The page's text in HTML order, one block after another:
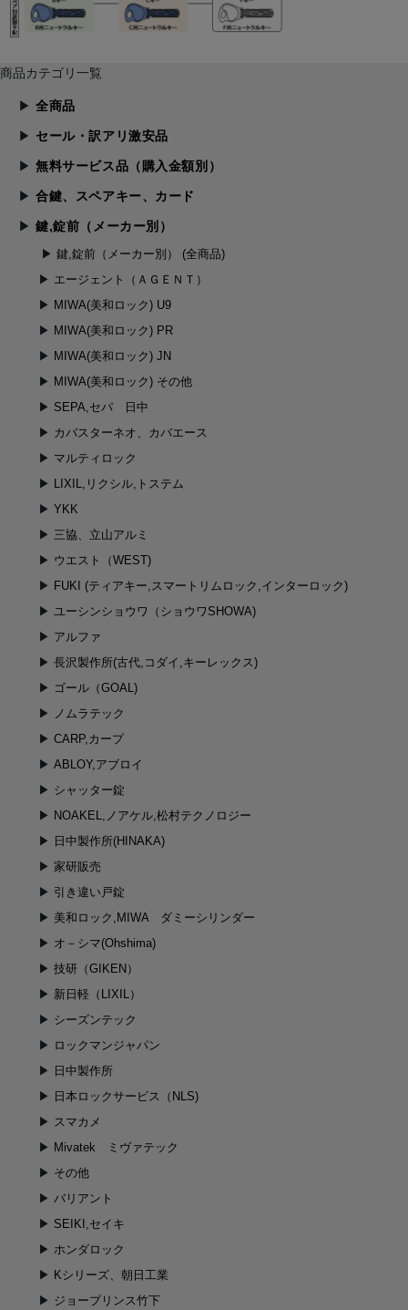
商品カテゴリ一覧
全商品
セール・訳アリ激安品
無料サービス品（購入金額別）
合鍵、スペアキー、カード
鍵,錠前（メーカー別）
鍵,錠前（メーカー別） (全商品)
エージェント（ＡＧＥＮＴ）
MIWA(美和ロック) U9
MIWA(美和ロック) PR
MIWA(美和ロック) JN
MIWA(美和ロック) その他
SEPA,セパ 日中
カバスターネオ、カバエース
マルティロック
LIXIL,リクシル,トステム
YKK
三協、立山アルミ
ウエスト（WEST)
FUKI (ティアキー,スマートリムロック,インターロック)
ユーシンショウワ（ショウワSHOWA)
アルファ
長沢製作所(古代,コダイ,キーレックス)
ゴール（GOAL)
ノムラテック
CARP,カープ
ABLOY,アブロイ
シャッター錠
NOAKEL,ノアケル,松村テクノロジー
日中製作所(HINAKA)
家研販売
引き違い戸錠
美和ロック,MIWA ダミーシリンダー
オ－シマ(Ohshima)
技研（GIKEN）
新日軽（LIXIL）
シーズンテック
ロックマンジャパン
日中製作所
日本ロックサービス（NLS)
スマカメ
Mivatek ミヴァテック
その他
バリアント
SEIKI,セイキ
ホンダロック
Kシリーズ、朝日工業
ジョープリンス竹下